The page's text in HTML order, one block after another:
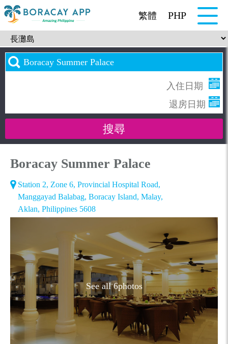
繁體 PHP
Boracay Summer Palace
Station 2, Zone 6, Provincial Hospital Road,
Manggayad Balabag, Boracay Island, Malay,
Aklan, Philippines 5608
See all 6photos